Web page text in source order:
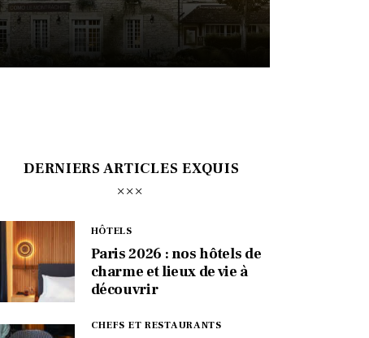
DERNIERS ARTICLES EXQUIS
HÔTELS
Paris 2026 : nos hôtels de
charme et lieux de vie à
découvrir
CHEFS ET RESTAURANTS